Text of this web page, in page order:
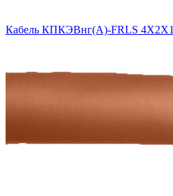
Кабель КПКЭВнг(А)-FRLS 4Х2Х1